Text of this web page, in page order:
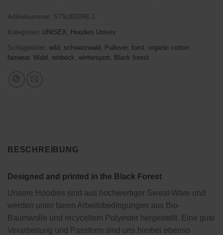
Artikelnummer: STSU822RE-1
Kategorien: UNISEX Hoodies Unisex
Schlagwörter: wild schwarzwald Pullover, forst organic cotton
fairwear, Wald rehbock wintersport Black forest
BESCHREIBUNG
Designed and printed in the Black Forest
Unsere Hoodies sind aus hochwertiger Sweat-Ware und
werden unter fairen Arbeitsbedingungen aus Bio-
Baumwolle und recyceltem Polyester hergestellt. Eine gute
Verarbeitung und Passform sind uns hierbei ebenso